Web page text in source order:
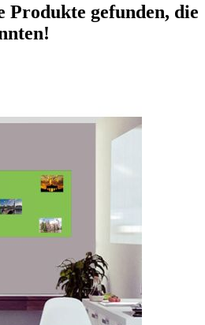
Produkte gefunden, die